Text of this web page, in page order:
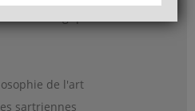
de l'art
sartriennes